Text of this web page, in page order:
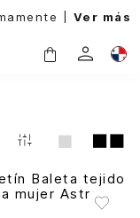
| Ver más